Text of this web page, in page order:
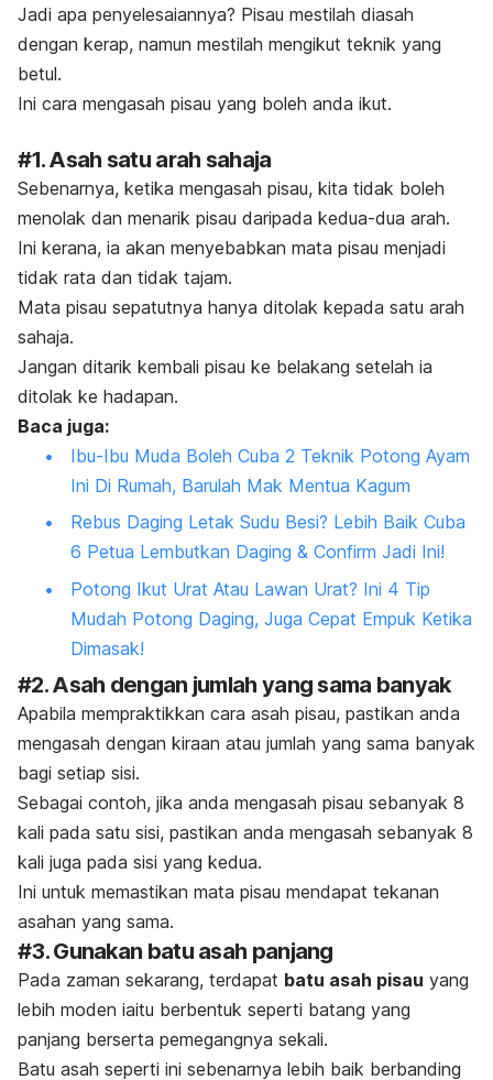
Jadi apa penyelesaiannya? Pisau mestilah diasah
dengan kerap, namun mestilah mengikut teknik yang
betul.
Ini cara mengasah pisau yang boleh anda ikut.
#1. Asah satu arah sahaja
Sebenarnya, ketika mengasah pisau, kita tidak boleh
menolak dan menarik pisau daripada kedua-dua arah.
Ini kerana, ia akan menyebabkan mata pisau menjadi
tidak rata dan tidak tajam.
Mata pisau sepatutnya hanya ditolak kepada satu arah
sahaja.
Jangan ditarik kembali pisau ke belakang setelah ia
ditolak ke hadapan.
Baca juga:
Ibu-Ibu Muda Boleh Cuba 2 Teknik Potong Ayam
Ini Di Rumah, Barulah Mak Mentua Kagum
Rebus Daging Letak Sudu Besi? Lebih Baik Cuba
6 Petua Lembutkan Daging & Confirm Jadi Ini!
Potong Ikut Urat Atau Lawan Urat? Ini 4 Tip
Mudah Potong Daging, Juga Cepat Empuk Ketika
Dimasak!
#2. Asah dengan jumlah yang sama banyak
Apabila mempraktikkan cara asah pisau, pastikan anda
mengasah dengan kiraan atau jumlah yang sama banyak
bagi setiap sisi.
Sebagai contoh, jika anda mengasah pisau sebanyak 8
kali pada satu sisi, pastikan anda mengasah sebanyak 8
kali juga pada sisi yang kedua.
Ini untuk memastikan mata pisau mendapat tekanan
asahan yang sama.
#3. Gunakan batu asah panjang
Pada zaman sekarang, terdapat batu asah pisau yang
lebih moden iaitu berbentuk seperti batang yang
panjang berserta pemegangnya sekali.
Batu asah seperti ini sebenarnya lebih baik berbanding